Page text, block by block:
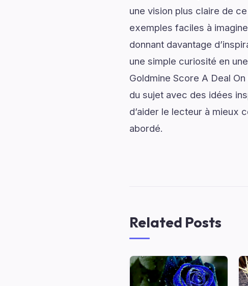
une vision plus claire de
exemples faciles à
donnant davantage
une simple curiosité en
Goldmine Score A Deal
du sujet avec des idées
d’aider le lecteur à mieux
abordé.
Related Posts